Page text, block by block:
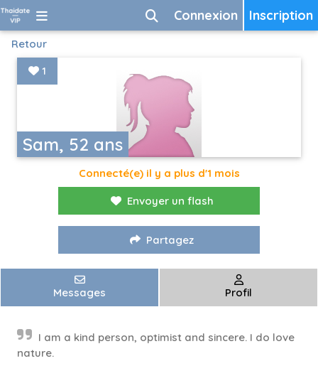
Inscription
Connexion
Retour
Sam, 52 ans
1
Connecté(e) il y a plus d'1 mois
Envoyer un flash
Partagez
Messages Profil
I am a kind person, optimist and sincere. I do love
nature.